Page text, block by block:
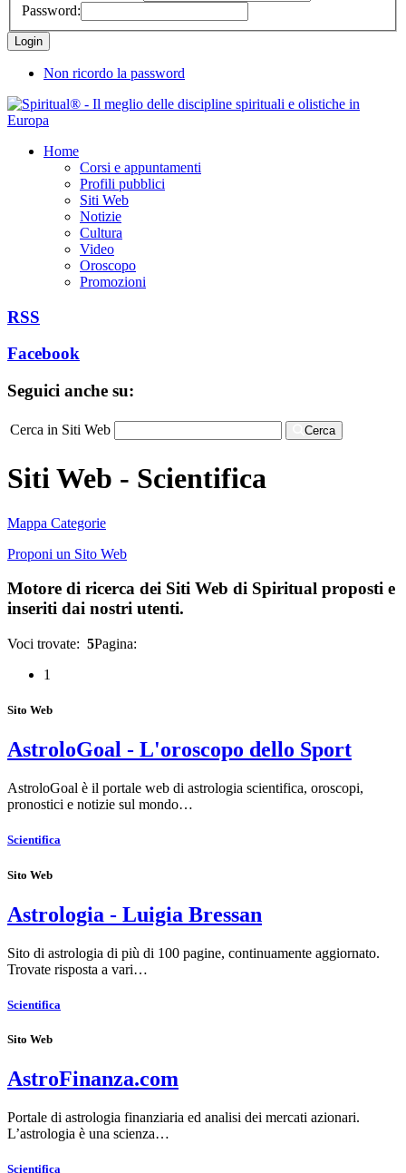
Password:
Non ricordo la password
Home
Corsi e appuntamenti
Profili pubblici
Siti Web
Notizie
Cultura
Video
Oroscopo
Promozioni
RSS
Facebook
Seguici anche su:
Cerca in Siti Web Cerca
Siti Web - Scientifica
Mappa Categorie
Proponi un Sito Web
Motore di ricerca dei Siti Web di Spiritual proposti e
inseriti dai nostri utenti.
Voci trovate: 5Pagina:
1
Sito Web
AstroloGoal - L'oroscopo dello Sport
AstroloGoal è il portale web di astrologia scientifica, oroscopi,
pronostici e notizie sul mondo…
Scientifica
Sito Web
Astrologia - Luigia Bressan
Sito di astrologia di più di 100 pagine, continuamente aggiornato.
Trovate risposta a vari…
Scientifica
Sito Web
AstroFinanza.com
Portale di astrologia finanziaria ed analisi dei mercati azionari.
L’astrologia è una scienza…
Scientifica